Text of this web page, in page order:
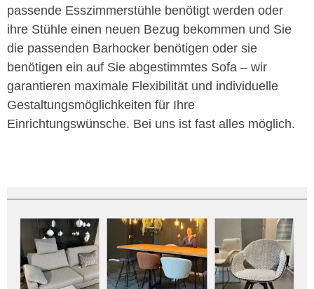
passende Esszimmerstühle benötigt werden oder
ihre Stühle einen neuen Bezug bekommen und Sie
die passenden Barhocker benötigen oder sie
benötigen ein auf Sie abgestimmtes Sofa – wir
garantieren maximale Flexibilität und individuelle
Gestaltungsmöglichkeiten für Ihre
Einrichtungswünsche. Bei uns ist fast alles möglich.